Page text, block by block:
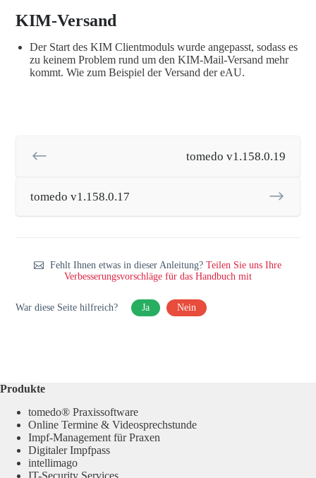
KIM-Versand
Der Start des KIM Clientmoduls wurde angepasst, sodass es
zu keinem Problem rund um den KIM-Mail-Versand mehr
kommt. Wie zum Beispiel der Versand der eAU.
tomedo v1.158.0.19
tomedo v1.158.0.17
Fehlt Ihnen etwas in dieser Anleitung?Teilen Sie uns Ihre
Verbesserungsvorschläge für das Handbuch mit
War diese Seite hilfreich? Ja Nein
Produkte
tomedo® Praxissoftware
Online Termine & Videosprechstunde
Impf-Management für Praxen
Digitaler Impfpass
intellimago